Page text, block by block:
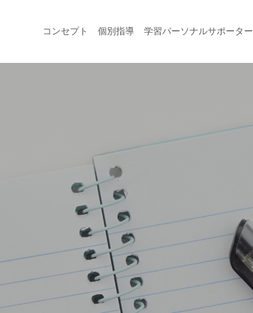
コンセプト 個別指導 学習パーソナルサポーター